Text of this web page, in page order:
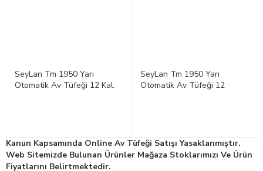
SeyLan Tm 1950 Yarı
Otomatik Av Tüfeği 12 Kal.
SeyLan Tm 1950 Yarı
Otomatik Av Tüfeği 12
Kanun Kapsamında Online Av Tüfeği Satışı Yasaklanmıştır.
Web Sitemizde Bulunan Ürünler Mağaza Stoklarımızı Ve Ürün
Fiyatlarını Belirtmektedir.